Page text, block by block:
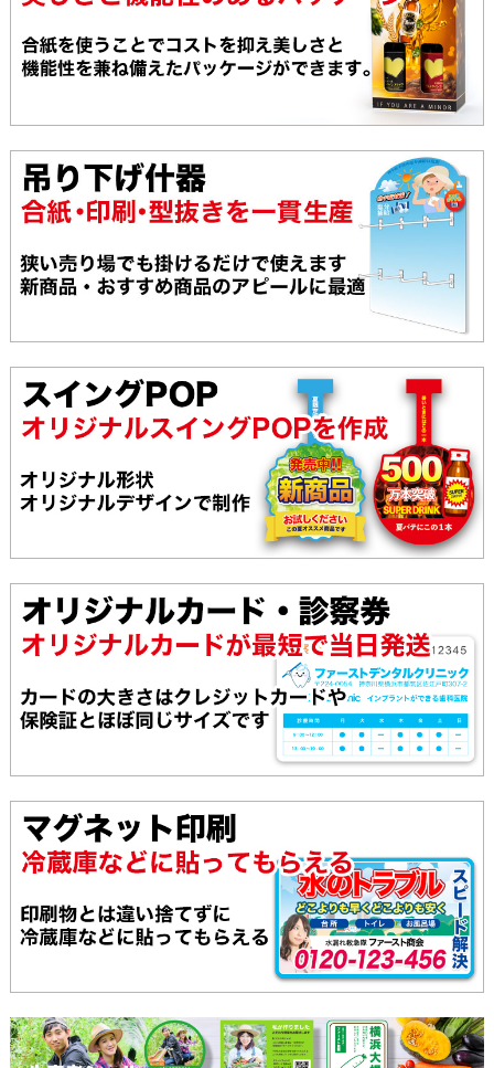
3000枚 173,420 157,370 144,950
3200枚 179,380 162,550 149,550
3400枚 185,340 167,730 154,150
158,750
3800枚 197,260 178,090 163,350
4000枚 203,220 183,270 167,950
193,630 177,150
198,810 181,750
4800枚 227,060
5000枚 233,020 209,170 190,950
5200枚 238,980 214,350 195,550